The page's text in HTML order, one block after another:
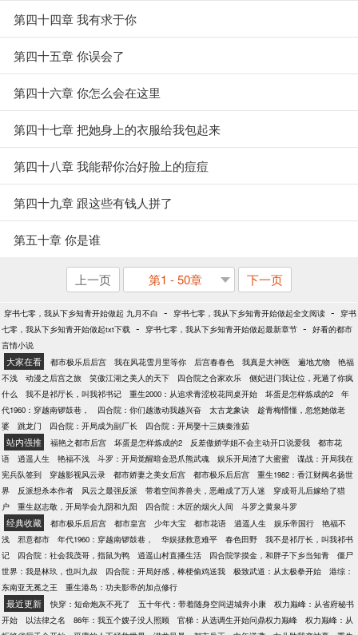
第四十四章 我有求于你
第四十五章 你误会了
第四十六章 你怎么会在这里
第四十七章 把她身上的衣服给我包起来
第四十八章 我能帮你治好脸上的痘痘
第四十九章 跟这些有钱人拼了
第五十章 你是谁
上一页 第1 - 50章 下一页
穿书七零，我从下乡知青开始做起 九月不白 - 穿书七零，我从下乡知青开始做起全文阅读 -
穿书
七零，我从下乡知青开始做起txt下载 - 穿书七零，我从下乡知青开始做起最新章节 - 好看的都市
言情小说
大家在看 都市极乐后后宫 我在风花雪月里等你 后宫春春色 我真是大神医 遍地尤物
艳福
不浅
动漫之后宫之旅 笑傲江湖之美人的天下 四合院之合家欢乐
侧妃进门我让位，死遁了你疯
什么
我不是祁厅长，叫我祁书记 重生2000：从追求青涩校花同桌开始 坏蛋是怎样炼成的2
年
代1960：穿越南锣鼓巷，
四合院：你们越激动我越兴奋 太古龙象诀
趁青梅懵懂，忽悠她做老
婆
跳龙门 四合院：开局成为副厂长 四合院：开局娶十三姨秦淮茹
站内强推 福艳之都市后宫 坏蛋是怎样炼成的2 反差傲娇学姐不会主动开口说爱我
都市花
语
逍遥人生 艳福不浅 斗罗：开局觉醒暗金恐爪熊武魂 娱乐开局渣了大蜜蜜
谍战：开局我在
宪兵队签到
穿越影视风云录 都市娇妻之美女后宫 都市极乐后后宫
重生1982：香江财阀名扬世
界
反派想杀本作者 风云之最强反派 带着空间养兽夫，恶雌成了万人迷
穿成哥儿后嫁给了猎
户
重生赵志敬，开局学会九阴和九阳 四合院：木匠的烟火人间 斗罗之黄泉斗罗
经典收藏 都市极乐后后宫 都市皇宫 少年大宝 都市花语 逍遥人生 娱乐帝国行
艳福不
浅
邪意都市 年代1960：穿越南锣鼓巷， 华娱拯救意难平 春色田野
我不是祁厅长，叫我祁书
记
四合院：社会我茂哥，指鼠为鸭 逍遥山村直播生活 四合院学摸金，和胖子下乡当知青
僵尸
世界：我是林玖，也叫九叔
四合院：开局好感，棒梗偷鸡送我 极致武道：从太极拳开始
港综：
东南亚无冕之王
重生港岛：功夫影帝的加点修行
最近更新 快穿：短命炮灰不死了 五十年代：带着随身空间进城奔小康
权力巅峰：从省府秘书
开始
以法律之名 86年：我五个嫂子没人照顾 官梯：从选调生开始问鼎权力巅峰
权力巅峰：从